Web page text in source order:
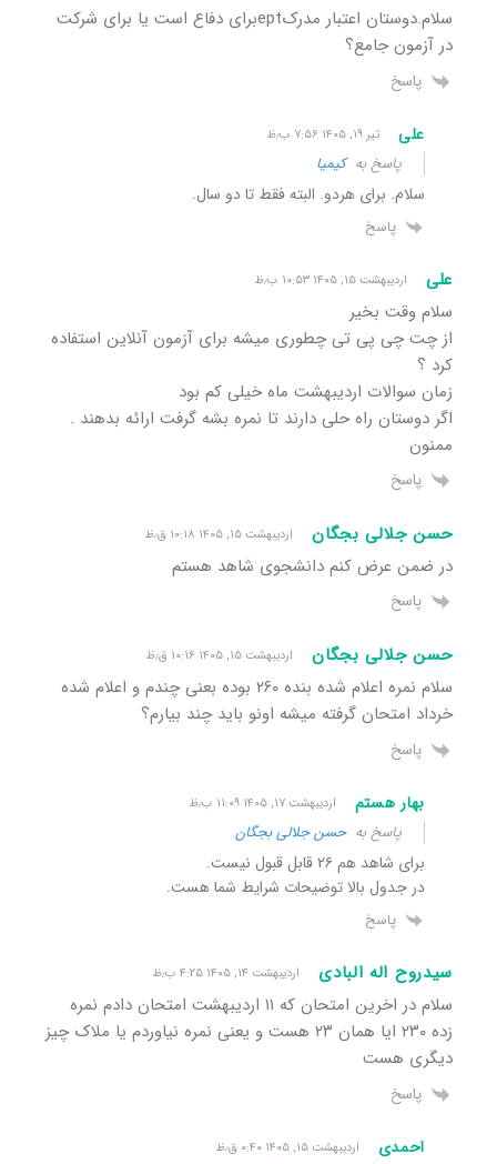
سلام.دوستان اعتبار مدرکeptبرای دفاع است یا برای شرکت
در آزمون جامع؟
پاسخ
علی تیر ۱۹, ۱۴۰۵ ۷:۵۶ ب٫ظ
پاسخ بهکیمیا
سلام. برای هردو. البته فقط تا دو سال.
پاسخ
علی اردیبهشت ۱۵, ۱۴۰۵ ۱۰:۵۳ ب٫ظ
سلام وقت بخیر
از چت چی پی تی چطوری میشه برای آزمون آنلاین استفاده
کرد ؟
زمان سوالات اردیبهشت ماه خیلی کم بود
اگر دوستان راه حلی دارند تا نمره بشه گرفت ارائه بدهند .
ممنون
پاسخ
حسن جلالی بجگان اردیبهشت ۱۵, ۱۴۰۵ ۱۰:۱۸ ق٫ظ
در ضمن عرض کنم دانشجوی شاهد هستم
پاسخ
حسن جلالی بجگان اردیبهشت ۱۵, ۱۴۰۵ ۱۰:۱۶ ق٫ظ
سلام نمره اعلام شده بنده ۲۶۰ بوده بعنی چندم و اعلام شده
خرداد امتحان گرفته میشه اونو باید چند بیارم؟
پاسخ
بهار هستم اردیبهشت ۱۷, ۱۴۰۵ ۱۱:۰۹ ب٫ظ
پاسخ بهحسن جلالی بجگان
برای شاهد هم ۲۶ قابل قبول نیست.
در جدول بالا توضیحات شرایط شما هست.
پاسخ
سیدروح اله البادی اردیبهشت ۱۴, ۱۴۰۵ ۴:۲۵ ب٫ظ
سلام در اخرین امتحان که ۱۱ اردیبهشت امتحان دادم نمره
زده ۲۳۰ ایا همان ۲۳ هست و یعنی نمره نیاوردم یا ملاک چیز
دیگری هست
پاسخ
احمدی اردیبهشت ۱۵, ۱۴۰۵ ۰:۴۰ ق٫ظ